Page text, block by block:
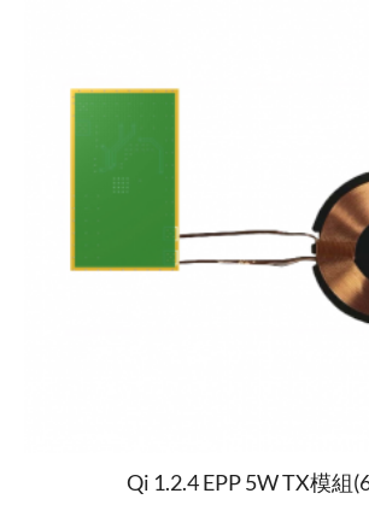
Qi 1.2.4 EPP 5W TX模組